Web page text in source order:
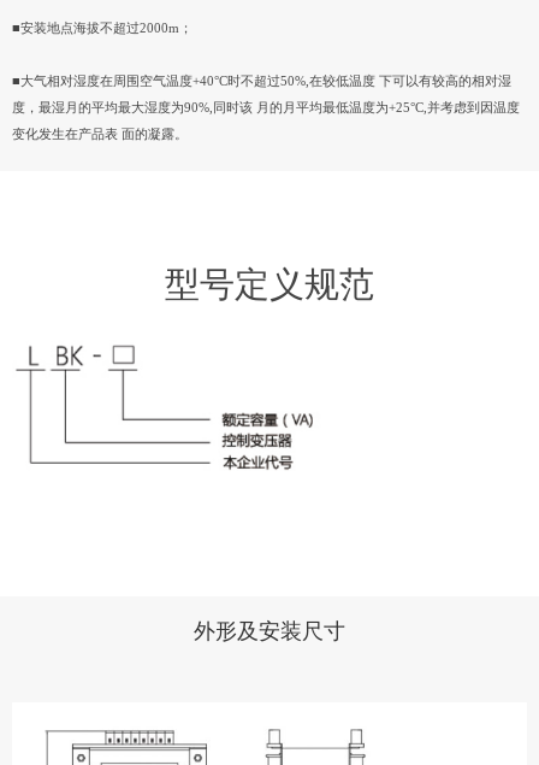
■安装地点海拔不超过2000m；
■大气相对湿度在周围空气温度+40°C时不超过50%,在较低温度 下可以有较高的相对湿
度，最湿月的平均最大湿度为90%,同时该 月的月平均最低温度为+25°C,并考虑到因温度
变化发生在产品表 面的凝露。
型号定义规范
外形及安装尺寸